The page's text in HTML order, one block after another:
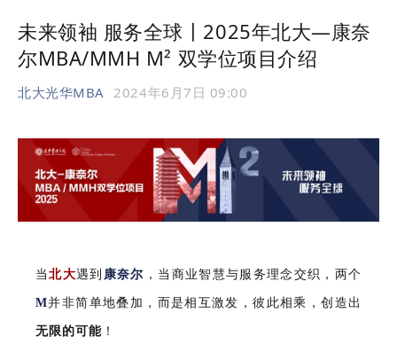
未来领袖 服务全球〡2025年北大—康奈
尔MBA/MMH M² 双学位项目介绍
北大光华MBA 2024年6月7日 09:00
当北大遇到 康奈尔 ，当商业智慧与服务理念交织， 两个
M并非简单地叠加，而是相互激发，彼此相乘，创造出
无限的可能 ！